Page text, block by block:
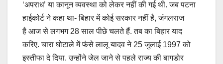
‘अपराध’ या कानून व्यवस्था को लेकर नहीं की गई थी. जब पटना
हाईकोर्ट ने कहा था- बिहार में कोई सरकार नहीं है, जंगलराज
है आज से लगभग 28 साल पीछे चलते हैं. तब का बिहार याद
करिए. चारा घोटाले में फंसे लालू यादव ने 25 जुलाई 1997 को
इस्तीफा दे दिया. उन्होंने जेल जाने से पहले राज्य की बागडोर